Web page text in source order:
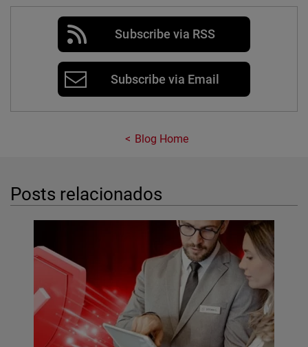
Subscribe via RSS
Subscribe via Email
Blog Home
Posts relacionados